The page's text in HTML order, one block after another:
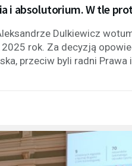
i absolutorium. W tle
Dulkiewicz
rok. Za decyzją
przeciw byli radni Prawa